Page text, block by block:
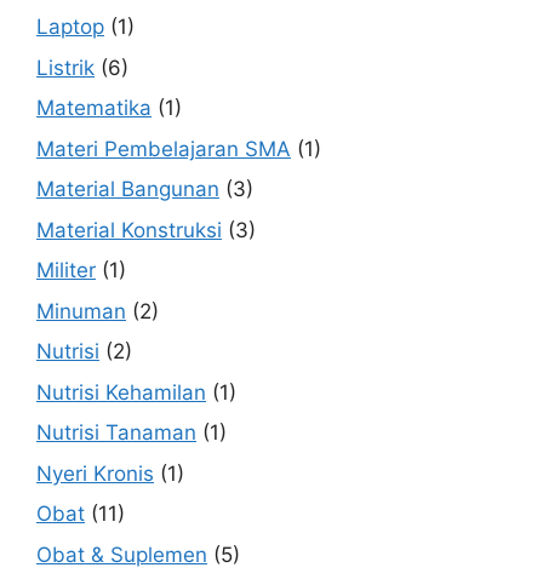
Laptop (1)
Listrik (6)
Matematika (1)
Materi Pembelajaran SMA (1)
Material Bangunan (3)
Material Konstruksi (3)
Militer (1)
Minuman (2)
Nutrisi (2)
Nutrisi Kehamilan (1)
Nutrisi Tanaman (1)
Nyeri Kronis (1)
Obat (11)
Obat & Suplemen (5)